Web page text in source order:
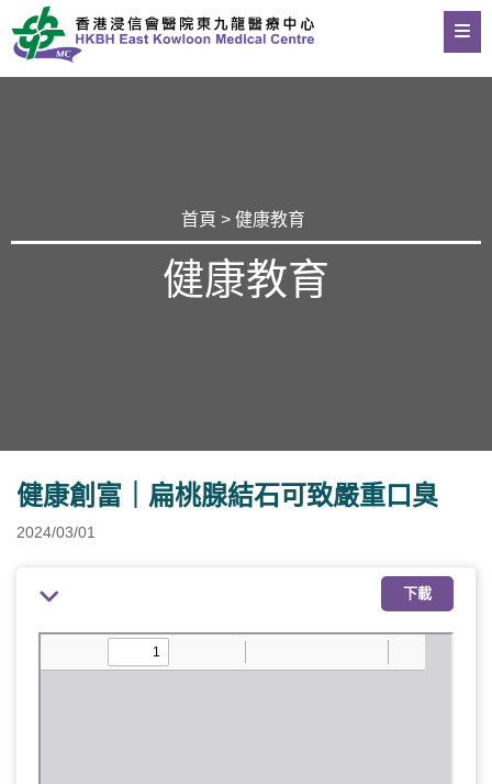
首頁 > 健康教育
健康教育
健康創富｜扁桃腺結石可致嚴重口臭
2024/03/01
下載